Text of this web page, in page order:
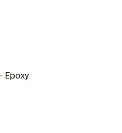
Epoxy